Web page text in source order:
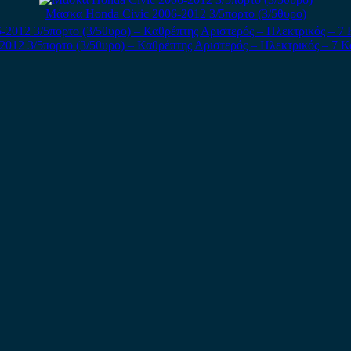
Μάσκα Honda Civic 2006-2012 3/5πορτο (3/5θυρο)
3/5πορτο (3/5θυρο) – Καθρέπτης Αριστερός – Ηλεκτρικός – 7